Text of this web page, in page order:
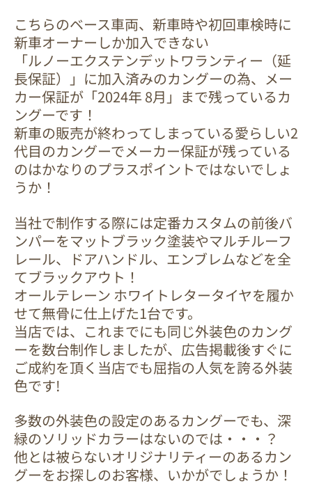
こちらのベース車両、新車時や初回車検時に
新車オーナーしか加入できない
「ルノーエクステンデットワランティー（延
長保証）」に加入済みのカングーの為、メー
カー保証が「2024年 8月」まで残っているカ
ングーです！
新車の販売が終わってしまっている愛らしい2
代目のカングーでメーカー保証が残っている
のはかなりのプラスポイントではないでしょ
うか！
当社で制作する際には定番カスタムの前後バ
ンパーをマットブラック塗装やマルチルーフ
レール、ドアハンドル、エンブレムなどを全
てブラックアウト！
オールテレーン ホワイトレタータイヤを履か
せて無骨に仕上げた1台です。
当店では、これまでにも同じ外装色のカング
ーを数台制作しましたが、広告掲載後すぐに
ご成約を頂く当店でも屈指の人気を誇る外装
色です!
多数の外装色の設定のあるカングーでも、深
緑のソリッドカラーはないのでは・・・？
他とは被らないオリジナリティーのあるカン
グーをお探しのお客様、いかがでしょうか！